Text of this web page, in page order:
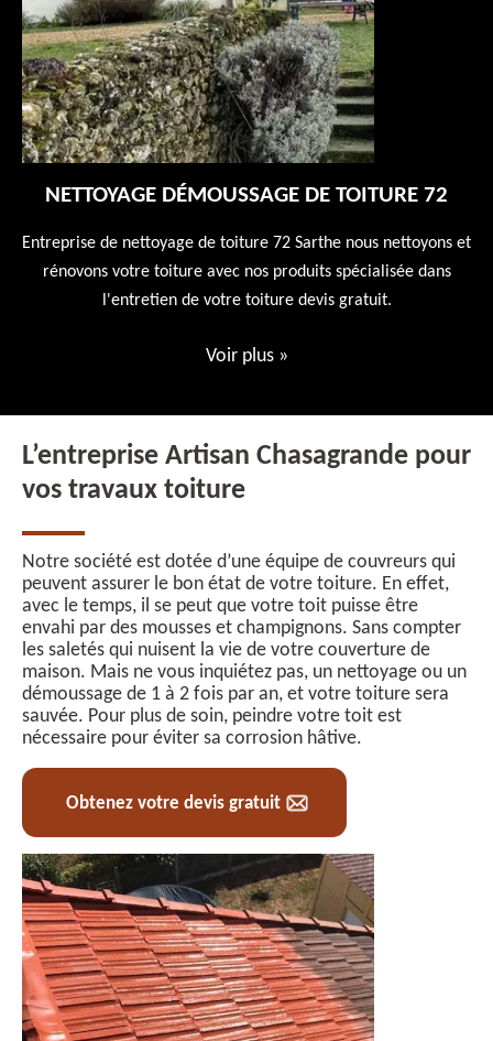
NETTOYAGE DÉMOUSSAGE DE TOITURE 72
Entreprise de nettoyage de toiture 72 Sarthe nous nettoyons et
rénovons votre toiture avec nos produits spécialisée dans
l'entretien de votre toiture devis gratuit.
Voir plus »
L’entreprise Artisan Chasagrande pour
vos travaux toiture
Notre société est dotée d’une équipe de couvreurs qui
peuvent assurer le bon état de votre toiture. En effet,
avec le temps, il se peut que votre toit puisse être
envahi par des mousses et champignons. Sans compter
les saletés qui nuisent la vie de votre couverture de
maison. Mais ne vous inquiétez pas, un nettoyage ou un
démoussage de 1 à 2 fois par an, et votre toiture sera
sauvée. Pour plus de soin, peindre votre toit est
nécessaire pour éviter sa corrosion hâtive.
Obtenez votre devis gratuit